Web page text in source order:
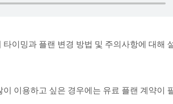
이밍과 플랜 변경 방법 및 주의사항에 대해
이용하고 싶은 경우에는 유료 플랜 계약이